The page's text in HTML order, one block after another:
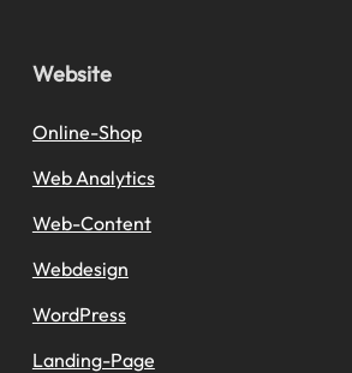
Website
Online-Shop
Web Analytics
Web-Content
Webdesign
WordPress
Landing-Page